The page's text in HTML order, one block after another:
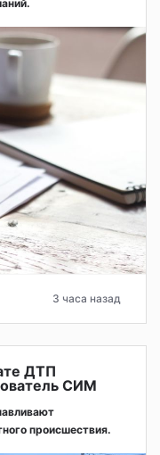
3 часа назад
ДТП
СИМ
происшествия.